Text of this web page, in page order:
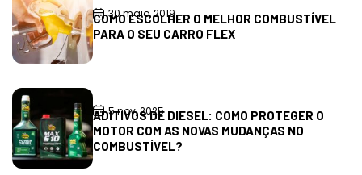
30 maio, 2019
COMO ESCOLHER O MELHOR COMBUSTÍVEL
PARA O SEU CARRO FLEX
5 nov, 2025
ADITIVOS DE DIESEL: COMO PROTEGER O
MOTOR COM AS NOVAS MUDANÇAS NO
COMBUSTÍVEL?